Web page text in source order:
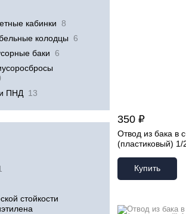
350 ₽
Отвод из бака в
(пластиковый) 1/
Купить
кабинки 8
колодцы 6
баки 6
ПНД 13
стойкости